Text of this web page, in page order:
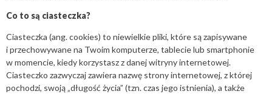
Co to są ciasteczka?
Ciasteczka (ang. cookies) to niewielkie pliki, które są zapisywane
i przechowywane na Twoim komputerze, tablecie lub smartphonie
w momencie, kiedy korzystasz z danej witryny internetowej.
Ciasteczko zazwyczaj zawiera nazwę strony internetowej, z której
pochodzi, swoją „długość życia” (tzn. czas jego istnienia), a także